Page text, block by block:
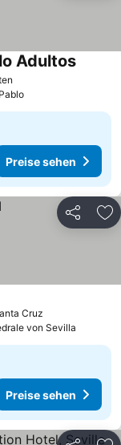
AdultosPreise
Preise sehen
Teilen
Cruz
von Sevilla
Preise sehen